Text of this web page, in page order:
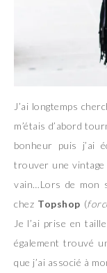
J’ai longtemps
m’étais d’abord
bonheur puis j’ai
trouver une vintage
vain…Lors de mon
chez Topshop (
Je l’ai prise en
également trouvé
que j’ai associé à